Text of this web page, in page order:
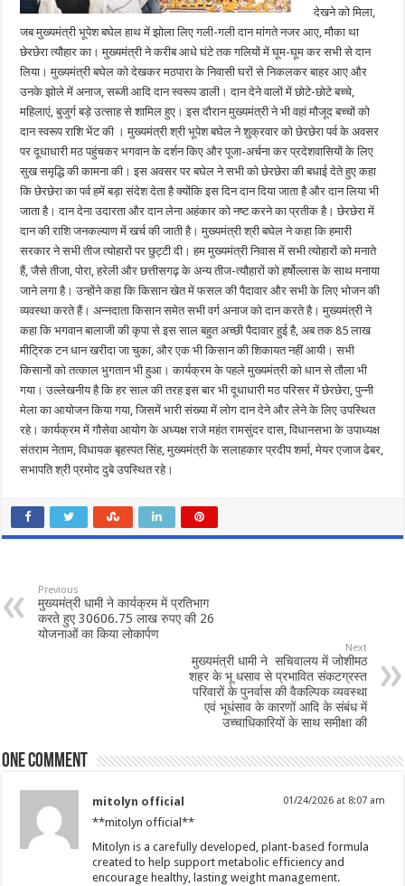
देखने को मिला,
जब मुख्यमंत्री भूपेश बघेल हाथ में झोला लिए गली-गली दान मांगते नजर आए, मौका था
छेरछेरा त्यौहार का। मुख्यमंत्री ने करीब आधे घंटे तक गलियों में घूम-घूम कर सभी से दान
लिया। मुख्यमंत्री बघेल को देखकर मठपारा के निवासी घरों से निकलकर बाहर आए और
उनके झोले में अनाज, सब्जी आदि दान स्वरूप डाली। दान देने वालों में छोटे-छोटे बच्चे,
महिलाएं, बुजुर्ग बड़े उत्साह से शामिल हुए। इस दौरान मुख्यमंत्री ने भी वहां मौजूद बच्चों को
दान स्वरूप राशि भेंट की । मुख्यमंत्री श्री भूपेश बघेल ने शुक्रवार को छेरछेरा पर्व के अवसर
पर दूधाधारी मठ पहुंचकर भगवान के दर्शन किए और पूजा-अर्चना कर प्रदेशवासियों के लिए
सुख समृद्धि की कामना की। इस अवसर पर बघेल ने सभी को छेरछेरा की बधाई देते हुए कहा
कि छेरछेरा का पर्व हमें बड़ा संदेश देता है क्योंकि इस दिन दान दिया जाता है और दान लिया भी
जाता है। दान देना उदारता और दान लेना अहंकार को नष्ट करने का प्रतीक है। छेरछेरा में
दान की राशि जनकल्याण में खर्च की जाती है। मुख्यमंत्री श्री बघेल ने कहा कि हमारी
सरकार ने सभी तीज त्योहारों पर छुट्टी दी। हम मुख्यमंत्री निवास में सभी त्योहारों को मनाते
हैं, जैसे तीजा, पोरा, हरेली और छत्तीसगढ़ के अन्य तीज-त्यौहारों को हर्षोल्लास के साथ मनाया
जाने लगा है। उन्होंने कहा कि किसान खेत में फसल की पैदावार और सभी के लिए भोजन की
व्यवस्था करते हैं। अन्नदाता किसान समेत सभी वर्ग अनाज को दान करते है। मुख्यमंत्री ने
कहा कि भगवान बालाजी की कृपा से इस साल बहुत अच्छी पैदावार हुई है, अब तक 85 लाख
मीट्रिक टन धान खरीदा जा चुका, और एक भी किसान की शिकायत नहीं आयी। सभी
किसानों को तत्काल भुगतान भी हुआ। कार्यक्रम के पहले मुख्यमंत्री को धान से तौला भी
गया। उल्लेखनीय है कि हर साल की तरह इस बार भी दूधाधारी मठ परिसर में छेरछेरा, पुन्नी
मेला का आयोजन किया गया, जिसमें भारी संख्या में लोग दान देने और लेने के लिए उपस्थित
रहे। कार्यक्रम में गौसेवा आयोग के अध्यक्ष राजे महंत रामसुंदर दास, विधानसभा के उपाध्यक्ष
संतराम नेताम, विधायक बृहस्पत सिंह, मुख्यमंत्री के सलाहकार प्रदीप शर्मा, मेयर एजाज ढेबर,
सभापति श्री प्रमोद दुबे उपस्थित रहे।
Previous
मुख्यमंत्री धामी ने कार्यक्रम में प्रतिभाग
करते हुए 30606.75 लाख रुपए की 26
योजनाओं का किया लोकार्पण
Next
मुख्यमंत्री धामी ने सचिवालय में जोशीमठ
शहर के भू धसाव से प्रभावित संकटग्रस्त
परिवारों के पुनर्वास की वैकल्पिक व्यवस्था
एवं भूधंसाव के कारणों आदि के संबंध में
उच्चाधिकारियों के साथ समीक्षा की
One comment
mitolyn official 01/24/2026 at 8:07 am
**mitolyn official**
Mitolyn is a carefully developed, plant-based formula
created to help support metabolic efficiency and
encourage healthy, lasting weight management.